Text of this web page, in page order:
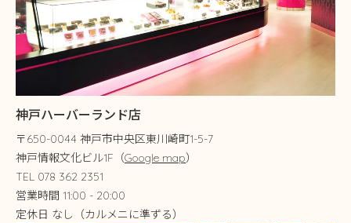
神戸ハーバーランド店
〒650-0044 神戸市中央区東川崎町1-5-7
神戸情報文化ビル1F（Google map）
TEL 078 362 2351
営業時間 11:00 - 20:00
定休日 なし（カルメニに準ずる）